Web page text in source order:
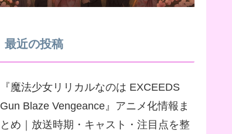
最近の投稿
『魔法少女リリカルなのは EXCEEDS
Gun Blaze Vengeance』アニメ化情報ま
とめ｜放送時期・キャスト・注目点を整